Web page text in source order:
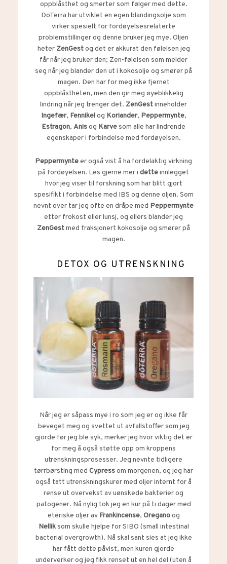
oppblåsthet og smerter som følger med dette.
DoTerra har utviklet en egen blandingsolje som
virker spesielt for fordøyelsesrelaterte
problemstillinger og denne bruker jeg mye. Oljen
heter ZenGestog det er akkurat den følelsen jeg
får når jeg bruker den; Zen-følelsen som melder
seg når jeg blander den ut i kokosolje og smører på
magen. Den har for meg ikke fjernet
oppblåstheten, men den gir meg øyeblikkelig
lindring når jeg trenger det. ZenGestinneholder
Ingefær, Fennikelog Koriander, Peppermynte,
Estragon, Anisog Karve som alle har lindrende
egenskaper i forbindelse med fordøyelsen.
Peppermynteer også vist å ha fordelaktig virkning
på fordøyelsen. Les gjerne mer i detteinnlegget
hvor jeg viser til forskning som har blitt gjort
spesifikt i forbindelse med IBS og denne oljen. Som
nevnt over tar jeg ofte en dråpe med Peppermynte
etter frokost eller lunsj, og ellers blander jeg
ZenGestmed fraksjonert kokosolje og smører på
magen.
DETOX OG UTRENSKNING
Når jeg er såpass mye i ro som jeg er og ikke får
beveget meg og svettet ut avfallstoffer som jeg
gjorde før jeg ble syk, merker jeg hvor viktig det er
for meg å også støtte opp om kroppens
utrenskningsprosesser. Jeg nevnte tidligere
tørrbørsting med Cypressom morgenen, og jeg har
også tatt utrenskningskurer med oljer internt for å
rense ut overvekst av uønskede bakterier og
patogener. Nå nylig tok jeg en kur på ti dager med
eteriske oljer av Frankincense, Oreganoog
Nelliksom skulle hjelpe for SIBO (small intestinal
bacterial overgrowth). Nå skal sant sies at jeg ikke
har fått dette påvist, men kuren gjorde
underverker og jeg fikk renset ut en hel del (uten å